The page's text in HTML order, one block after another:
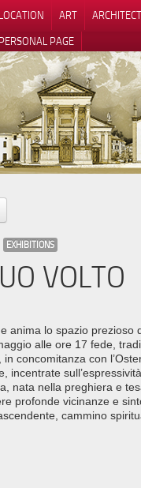
LOCATION ART
PERSONAL PAGE
EXHIBITIONS
VOLTO
anima lo spazio
alle ore 17 fede,
concomitanza con
incentrate
nata nella preghiera e
profonde vicinanze e
cammino